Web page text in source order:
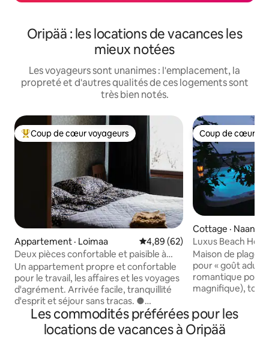
Oripää : les locations de vacances les
mieux notées
Les voyageurs sont unanimes : l'emplacement, la
propreté et d'autres qualités de ces logements sont
très bien notés.
Coup de cœur voyageurs parmi les plus aimés
Coup de cœur voyageurs
Appartement · Loimaa Note moyenne de 4,89 sur 5,
4,89 (62)
Deux pièces confortable et paisible à
Loimaa
Un appartement propre et confortable
pour le travail, les affaires et les voyages
d'agrément. Arrivée facile, tranquillité
d'esprit et séjour sans tracas. ●
Emplacement idéal : facile à parcourir et
stationnement gratuit à proximité ●
Commodités de qualité et
Coup de cœur
Coup de cœur
Cottage · Naantali
Luxus Beach
pour deux
Maison de plage
pour « goût
romantique pour
magnifique),
jacuzzi sont à
voyageurs. Des
par exemple le
Les commodités préférées pour les
locations de vacances à Oripää